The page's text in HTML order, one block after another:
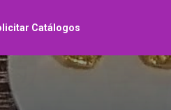
Catálogos